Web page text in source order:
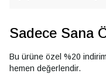
Sadece Sana
Bu ürüne özel %20
hemen değerlendir.